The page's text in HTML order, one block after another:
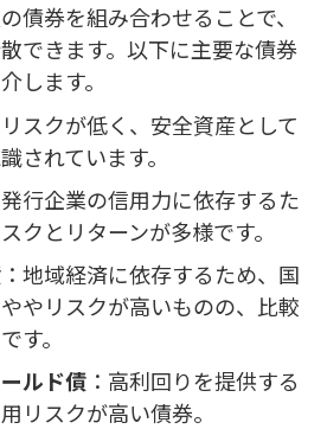
債券を組み合わせることで、
できます。以下に主要な債券
します。
リスクが低く、安全資産として
されています。
発行企業の信用力に依存するた
クとリターンが多様です。
：地域経済に依存するため、国
やリスクが高いものの、比較
す。
ルド債 ：高利回りを提供する
リスクが高い債券。